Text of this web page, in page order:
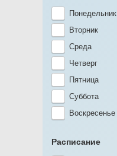
Понедельник
Вторник
Среда
Четверг
Пятница
Суббота
Воскресенье
Расписание